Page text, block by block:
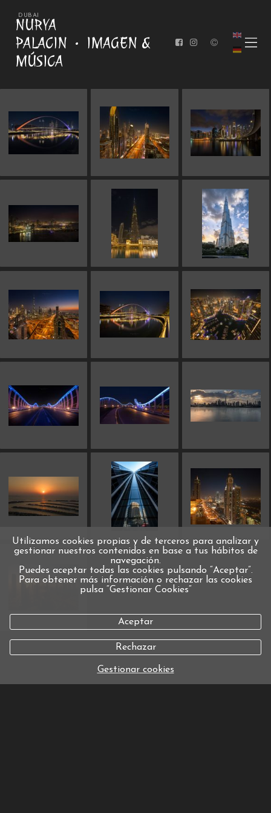
DUBAI
NURYA
PALACIN
IMAGEN &
MÚSICA
Utilizamos cookies propias y de terceros para analizar y
gestionar nuestros contenidos en base a tus hábitos de
navegación.
Puedes aceptar todas las cookies pulsando “Aceptar”.
Para obtener más información o rechazar las cookies
pulsa “Gestionar Cookies“
Aceptar
Rechazar
Gestionar cookies